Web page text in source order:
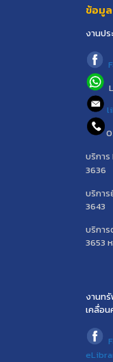
ข้อมู
งานป
บริกา
3636
บริก
3643
บริกา
3653
งานท
เคลื่อ